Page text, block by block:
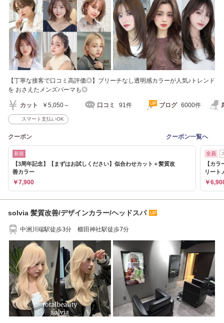
【丁寧な接客で口コミ高評価◎】ブリーチなし透明感カラーが人気♪トレンド
を おさえたメンズパーマも◎
カット ￥5,050～ 口コミ 91件 ブログ 6000件
スマート支払いOK
クーポン クーポン一覧へ
新規
【3周年記念】【まずはお試しください】似合わせカット＋髪質改
善カラー
￥7,900
全員
【カ
リート
￥
solvia 髪質改善/デザインカラー/ヘッドスパ
中洲川端駅徒歩3分 櫛田神社駅徒歩7分